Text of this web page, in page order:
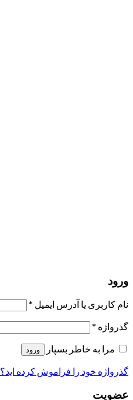
ورود
نام کاربری یا آدرس ایمیل *
گذرواژه *
مرا به خاطر بسپار
ورود
گذرواژه خود را فراموش کرده اید؟
عضویت